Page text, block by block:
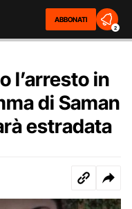
ABBONATI
2
l’arresto in
di Saman
estradata